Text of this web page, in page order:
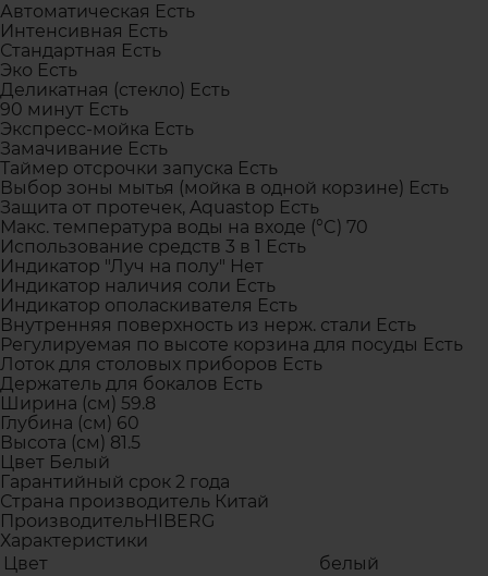
Автоматическая Есть
Интенсивная Есть
Стандартная Есть
Эко Есть
Деликатная (стекло) Есть
90 минут Есть
Экспресс-мойка Есть
Замачивание Есть
Таймер отсрочки запуска Есть
Выбор зоны мытья (мойка в одной корзине) Есть
Защита от протечек, Aquastop Есть
Макс. температура воды на входе (°C) 70
Использование средств 3 в 1 Есть
Индикатор "Луч на полу" Нет
Индикатор наличия соли Есть
Индикатор ополаскивателя Есть
Внутренняя поверхность из нерж. стали Есть
Регулируемая по высоте корзина для посуды Есть
Лоток для столовых приборов Есть
Держатель для бокалов Есть
Ширина (см) 59.8
Глубина (см) 60
Высота (см) 81.5
Цвет Белый
Гарантийный срок 2 года
Страна производитель Китай
ПроизводительHIBERG
Характеристики
Цвет
белый